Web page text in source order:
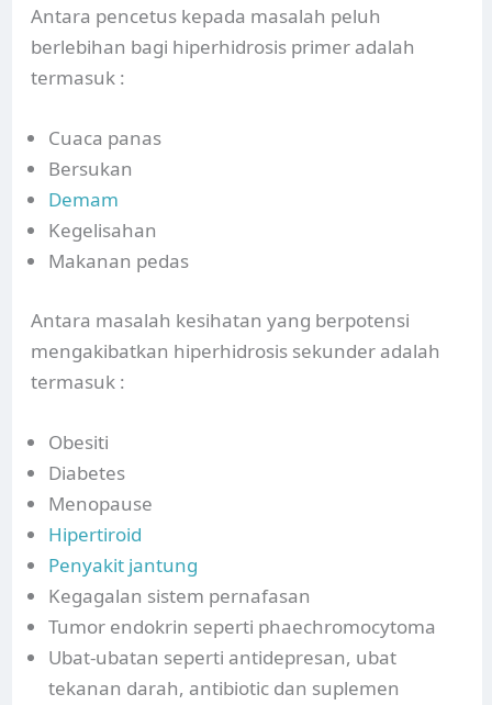
Antara pencetus kepada masalah peluh
berlebihan bagi hiperhidrosis primer adalah
termasuk :
Cuaca panas
Bersukan
Demam
Kegelisahan
Makanan pedas
Antara masalah kesihatan yang berpotensi
mengakibatkan hiperhidrosis sekunder adalah
termasuk :
Obesiti
Diabetes
Menopause
Hipertiroid
Penyakit jantung
Kegagalan sistem pernafasan
Tumor endokrin seperti phaechromocytoma
Ubat-ubatan seperti antidepresan, ubat
tekanan darah, antibiotic dan suplemen